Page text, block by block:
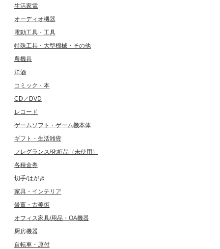
生活家電
オーディオ機器
電動工具・工具
特殊工具・大型機械・その他
農機具
洋酒
コミック・本
CD／DVD
レコード
ゲームソフト・ゲーム機本体
ギフト・生活雑貨
フレグランス/化粧品（未使用）
各種金券
切手/はがき
家具・インテリア
骨董・古美術
オフィス家具/用品・OA機器
厨房機器
自転車・原付